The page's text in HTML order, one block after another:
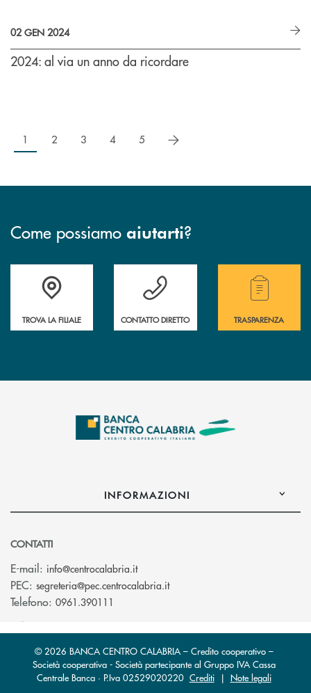
02 GEN 2024
2024: al via un anno da ricordare
1 2 3 4 5 successivo
Come possiamo aiutarti?
Accedi all' elenco completo delle filiali .
TROVA LA FILIALE
Hai bisogno di assistenza immediata ?
CONTATTO DIRETTO
Hai bisogno di
TRASPARENZA
INFORMAZIONI
CONTATTI
E-mail: info@centrocalabria.it(si apre l’app di posta elettronica)
PEC: segreteria@pec.centrocalabria.it(si apre l’app di posta
Telefono: 0961.390111
© 2026 BANCA CENTRO CALABRIA – Credito cooperativo –
Società cooperativa - Società partecipante al Gruppo IVA Cassa
Centrale Banca · P.Iva 02529020220 Crediti| Note legali